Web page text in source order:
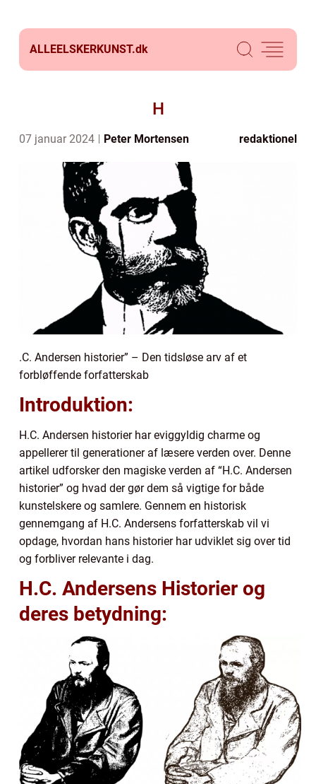
ALLEELSKERKUNST.dk
H
07 januar 2024 Peter Mortensen redaktionel
.C. Andersen historier” – Den tidsløse arv af et
forbløffende forfatterskab
Introduktion:
H.C. Andersen historier har eviggyldig charme og
appellerer til generationer af læsere verden over. Denne
artikel udforsker den magiske verden af “H.C. Andersen
historier” og hvad der gør dem så vigtige for både
kunstelskere og samlere. Gennem en historisk
gennemgang af H.C. Andersens forfatterskab vil vi
opdage, hvordan hans historier har udviklet sig over tid
og forbliver relevante i dag.
H.C. Andersens Historier og
deres betydning: